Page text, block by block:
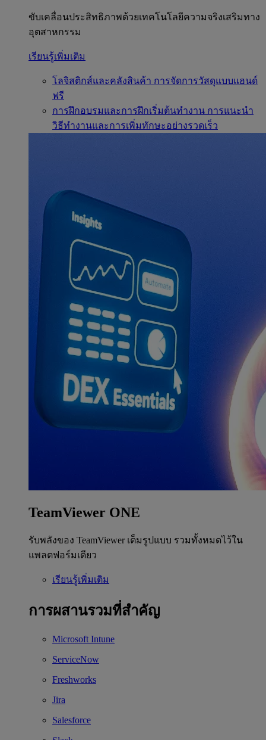
ขับเคลื่อนประสิทธิภาพด้วยเทคโนโลยีความจริงเสริมทาง
อุตสาหกรรม
เรียนรู้เพิ่มเติม
โลจิสติกส์และคลังสินค้า การจัดการวัสดุแบบแฮนด์
ฟรี
การฝึกอบรมและการฝึกเริ่มต้นทำงาน การแนะนำ
วิธีทำงานและการเพิ่มทักษะอย่างรวดเร็ว
TeamViewer ONE
รับพลังของ TeamViewer เต็มรูปแบบ รวมทั้งหมดไว้ใน
แพลตฟอร์มเดียว
เรียนรู้เพิ่มเติม
การผสานรวมที่สำคัญ
Microsoft Intune
ServiceNow
Freshworks
Jira
Salesforce